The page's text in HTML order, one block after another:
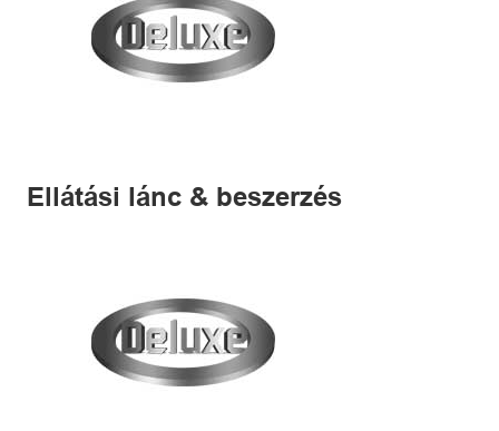
Ellátási lánc & beszerzés